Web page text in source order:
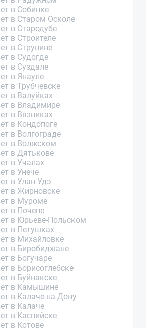
в Собинке
в Старом Осколе
в Стародубе
в Строителе
в Струнине
в Судогде
в Суздале
в Янауле
в Трубчевске
в Валуйках
в Владимире
в Вязниках
в Кондопоге
в Волгограде
в Волжском
в Дятькове
в Учалах
в Унече
в Улан-Удэ
в Жирновске
в Муроме
в Почепе
в Юрьеве-Польском
в Петушках
в Михайловке
в Биробиджане
в Богучаре
в Борисоглебске
в Буйнакске
в Камышине
в Калаче-на-Дону
в Калаче
в Каспийске
в Котове